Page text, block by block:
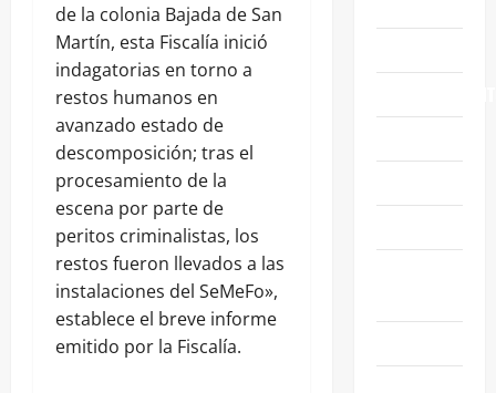
de la colonia Bajada de San
Martín, esta Fiscalía inició
indagatorias en torno a
restos humanos en
avanzado estado de
descomposición; tras el
procesamiento de la
escena por parte de
peritos criminalistas, los
restos fueron llevados a las
instalaciones del SeMeFo»,
establece el breve informe
emitido por la Fiscalía.